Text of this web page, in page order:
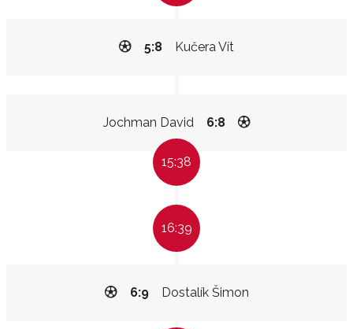
Kučera Vít
5:8
Jochman David 6:8
15:38
16:39
Dostalík Šimon
6:9